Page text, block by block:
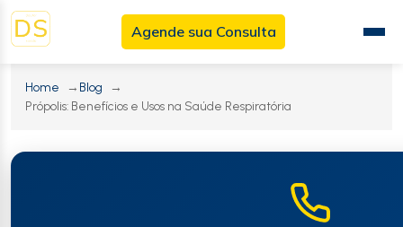
Menu
Agende sua Consulta
Home
Blog
Própolis: Benefícios e Usos na Saúde Respiratória